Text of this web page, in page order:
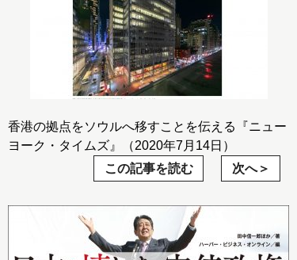
香港の拠点をソウルへ移すことを伝える『ニュー
ヨーク・タイムズ』（2020年7月14日）
この記事を読む
次へ